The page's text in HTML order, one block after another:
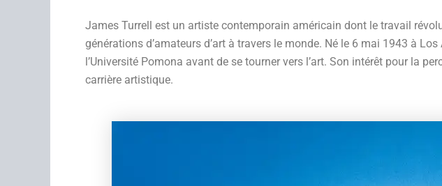
James Turrell est un artiste contemporain américain dont le travail
générations d’amateurs d’art à travers le monde. Né le 6 mai 1943 à
l’Université Pomona avant de se tourner vers l’art. Son intérêt pour la
carrière artistique.